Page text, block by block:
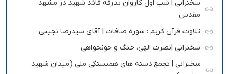
سخنرانی | شب اول کاروان بدرقه قائد شهید در مشهد
مقدس
تلاوت قرآن کریم : سوره صافات | آقای سیدرضا نجیبی
سخنرانی |نصرت الهی، جنگ و خونحواهی
سخنرانی | تجمع دسته های همبستگی ملی (میدان شهید